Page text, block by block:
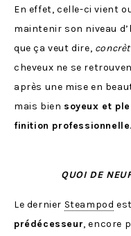
En effet, celle-ci vient
maintenir son niveau
que ça veut dire,
cheveux ne se
après une mise en
mais bien soyeux et
finition professionnelle.
QUOI DE
Le dernier Steampod est
prédécesseur, encore